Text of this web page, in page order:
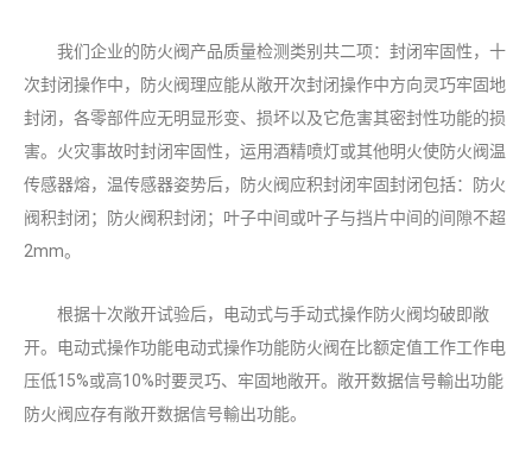
我们企业的防火阀产品质量检测类别共二项：封闭牢固性，十
次封闭操作中，防火阀理应能从敞开次封闭操作中方向灵巧牢固地
封闭，各零部件应无明显形变、损坏以及它危害其密封性功能的损
害。火灾事故时封闭牢固性，运用酒精喷灯或其他明火使防火阀温
传感器熔，温传感器姿势后，防火阀应积封闭牢固封闭包括：防火
阀积封闭；防火阀积封闭；叶子中间或叶子与挡片中间的间隙不超
2mm。
根据十次敞开试验后，电动式与手动式操作防火阀均破即敞
开。电动式操作功能电动式操作功能防火阀在比额定值工作工作电
压低15%或高10%时要灵巧、牢固地敞开。敞开数据信号輸出功能
防火阀应存有敞开数据信号輸出功能。